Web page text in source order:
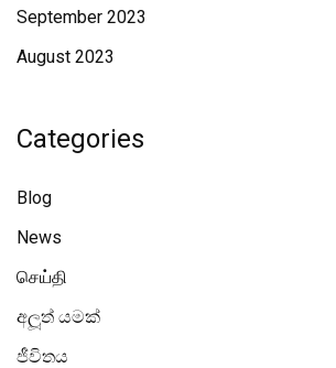
September 2023
August 2023
Categories
Blog
News
செய்தி
අලූත් යමක්
ජීවිතය